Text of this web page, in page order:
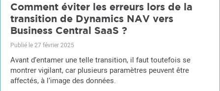
Comment éviter les erreurs lors de la
transition de Dynamics NAV vers
Business Central SaaS ?
Publié le 27 février 2025
Avant d’entamer une telle transition, il faut toutefois se
montrer vigilant, car plusieurs paramètres peuvent être
affectés, à l’image des données.